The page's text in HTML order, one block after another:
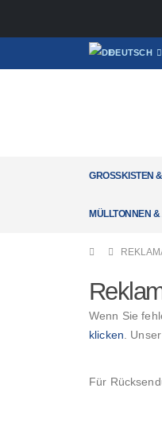
DEUTSCH
GROSSKISTEN
MÜLLTONNEN
Wenn Sie
klicken .
Für